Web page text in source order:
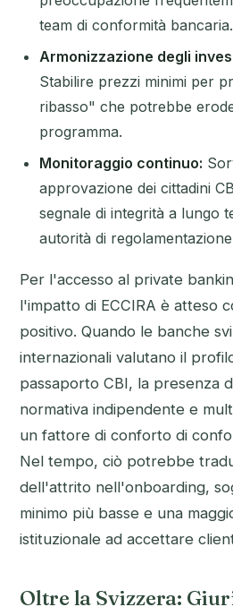
team di conformità bancaria.
Armonizzazione degli
Stabilire prezzi minimi per
ribasso" che potrebbe
programma.
Monitoraggio continuo:
approvazione dei cittadini
segnale di integrità a lungo
autorità di
Per l'accesso al private
l'impatto di ECCIRA è atteso
positivo. Quando le banche
internazionali valutano il
passaporto CBI, la presenza
normativa indipendente e
un fattore di conforto di
Nel tempo, ciò potrebbe
dell'attrito nell'onboarding,
minimo più basse e una
istituzionale ad accettare
Oltre la Svizzera: